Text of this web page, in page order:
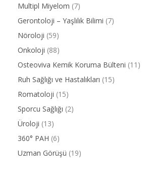
Multipl Miyelom (7)
Gerontoloji – Yaşlılık Bilimi (7)
Nöroloji (59)
Onkoloji (88)
Osteoviva Kemik Koruma Bülteni (11)
Ruh Sağlığı ve Hastalıkları (15)
Romatoloji (15)
Sporcu Sağlığı (2)
Üroloji (13)
360° PAH (6)
Uzman Görüşü (19)